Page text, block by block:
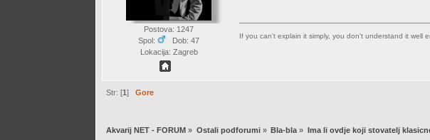
Postova: 1247
Spol:
Dob: 47
Lokacija: Zagreb
If you can't explain it simply, you don't understand it well
Str: [1] Gore
Akvarij NET - FORUM » Ostali podforumi» Bla-bla» Ima li ovdje koji stovatelj